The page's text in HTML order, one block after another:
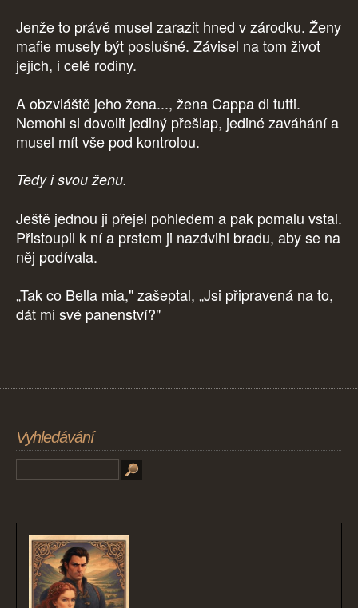
Jenže to právě musel zarazit hned v zárodku. Ženy
mafie musely být poslušné. Závisel na tom život
jejich, i celé rodiny.
A obzvláště jeho žena..., žena Cappa di tutti.
Nemohl si dovolit jediný přešlap, jediné zaváhání a
musel mít vše pod kontrolou.
Tedy i svou ženu.
Ještě jednou ji přejel pohledem a pak pomalu vstal.
Přistoupil k ní a prstem ji nazdvihl bradu, aby se na
něj podívala.
„Tak co Bella mia," zašeptal, „Jsi připravená na to,
dát mi své panenství?"
Vyhledávání